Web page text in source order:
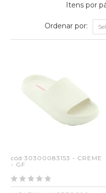
Itens por
Ordenar por:
cód:30300083153 - CREME
- GF